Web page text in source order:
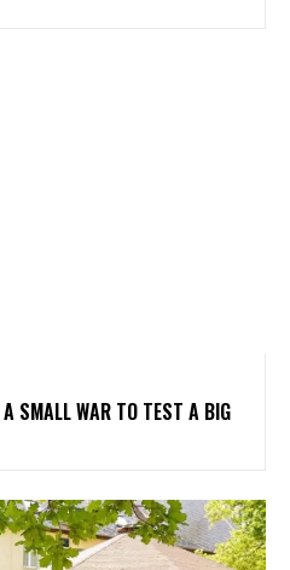
SMALL WAR TO TEST A BIG